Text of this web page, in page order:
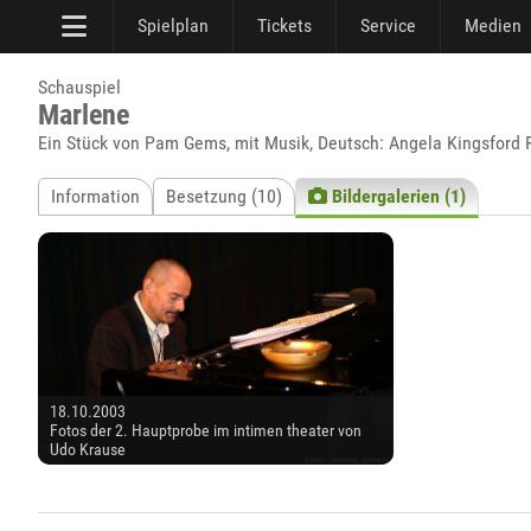
Spielplan Tickets Service Medien
Schauspiel
Marlene
Ein Stück von Pam Gems, mit Musik, Deutsch: Angela Kingsford
Information Besetzung (10) Bildergalerien (1)
18.10.2003
Fotos der 2. Hauptprobe im intimen theater von
Udo Krause